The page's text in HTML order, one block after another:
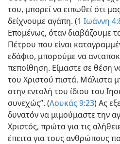
του, μπορεί να ειπωθεί ότι
δείχνουμε αγάπη. (1 Ιωάννη
Επομένως, όταν διαβάζουμε
Πέτρου που είναι
εδάφιο, μπορούμε να
πεποίθηση. Είμαστε σε θέση
του Χριστού πιστά. Μάλιστα
στην εντολή του ίδιου του
συνεχώς”. (Λουκάς 9:23) Ας
δυνατόν να μιμούμαστε την
Χριστός, πρώτα για τις
έπειτα για τους ανθρώπους